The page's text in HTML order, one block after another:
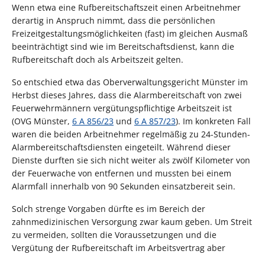
Wenn etwa eine Rufbereitschaftszeit einen Arbeitnehmer
derartig in Anspruch nimmt, dass die persönlichen
Freizeitgestaltungsmöglichkeiten (fast) im gleichen Ausmaß
beeinträchtigt sind wie im Bereitschaftsdienst, kann die
Rufbereitschaft doch als Arbeitszeit gelten.
So entschied etwa das Oberverwaltungsgericht Münster im
Herbst dieses Jahres, dass die Alarmbereitschaft von zwei
Feuerwehrmännern vergütungspflichtige Arbeitszeit ist
(OVG Münster, 6 A 856/23 und 6 A 857/23). Im konkreten Fall
waren die beiden Arbeitnehmer regelmäßig zu 24-Stunden-
Alarmbereitschaftsdiensten eingeteilt. Während dieser
Dienste durften sie sich nicht weiter als zwölf Kilometer von
der Feuerwache von entfernen und mussten bei einem
Alarmfall innerhalb von 90 Sekunden einsatzbereit sein.
Solch strenge Vorgaben dürfte es im Bereich der
zahnmedizinischen Versorgung zwar kaum geben. Um Streit
zu vermeiden, sollten die Voraussetzungen und die
Vergütung der Rufbereitschaft im Arbeitsvertrag aber